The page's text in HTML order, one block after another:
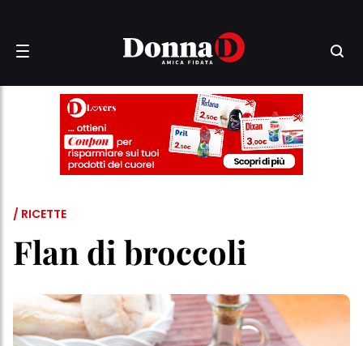
/ RICETTE
Flan di broccoli